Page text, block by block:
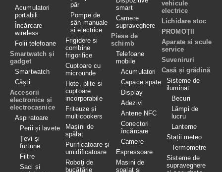
Acumulatori
portabili
Încărcare
wireless
Folii telefoane
Smartwatch și
gadget
Smartwatch
Căști
Accesorii
electronice și
electrocasnice
Aspiratoare
Perii și lavete
Țevi și
furtune
Filtre
Saci și
păr
Pompe de
sân manuale
și electrice
Frigidere si
combine
frigorifice
Cuptoare cu
microunde
Hote, plite si
cuptoare
incorporabile
Friteuze și
multicookers
Maşini de
spălat
Purificatoare și
umidificatoare
Roboţi de
bucătărie
smart
Camere
supraveghere
Piese de
schimb
Telefoane
mobile
Acumulatori
Capace spate
Display
Adezivi
Antene NFC
Conectori
încărcare
Camere
Espressoare
Masini de
spalat si
vehicule
electrice
Lichidare stoc
PROMOȚII
Aparate si scule
service
Suveniruri
Casă și grădină
Sisteme de
iluminat
Becuri
Lămpi de
lucru
Lanterne
Stații meteo
Termometre
Sisteme de
supraveghere